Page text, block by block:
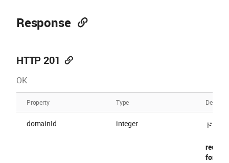
Response
HTTP 201
OK
Property Type
domainId integer ドメイ
format